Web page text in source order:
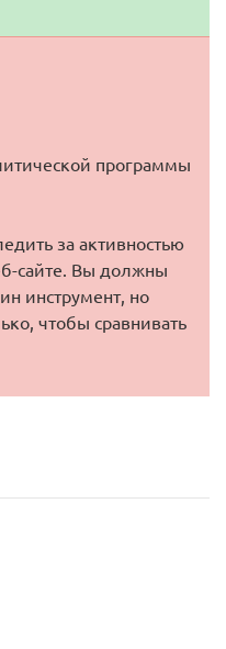
программы
за активностью
сайте. Вы должны
инструмент, но
чтобы сравнивать